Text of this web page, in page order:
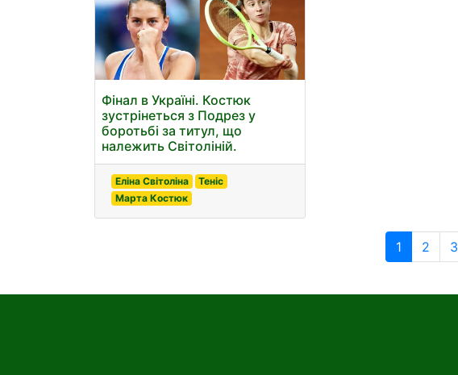
Фінал в Україні. Костюк
зустрінеться з Подрез у
боротьбі за титул, що
належить Світоліній.
Еліна Світоліна
Теніс
Марта Костюк
1 2 3